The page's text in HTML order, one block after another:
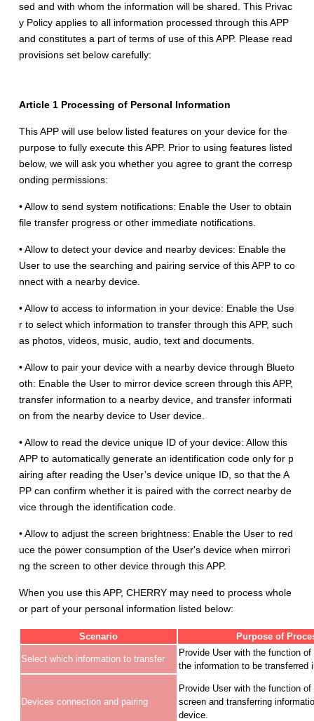
sed and with whom the information will be shared. This Privac
y Policy applies to all information processed through this APP
and constitutes a part of terms of use of this APP. Please read
provisions set below carefully:
Article 1 Processing of Personal Information
This APP will use below listed features on your device for the
purpose to fully execute this APP. Prior to using features listed
below, we will ask you whether you agree to grant the corresp
onding permissions:
• Allow to send system notifications: Enable the User to obtain
file transfer progress or other immediate notifications.
• Allow to detect your device and nearby devices: Enable the
User to use the searching and pairing service of this APP to co
nnect with a nearby device.
• Allow to access to information in your device: Enable the Use
r to select which information to transfer through this APP, such
as photos, videos, music, audio, text and documents.
• Allow to pair your device with a nearby device through Blueto
oth: Enable the User to mirror device screen through this APP,
transfer information to a nearby device, and transfer informati
on from the nearby device to User device.
• Allow to read the device unique ID of your device: Allow this
APP to automatically generate an identification code only for p
airing after reading the User’s device unique ID, so that the A
PP can confirm whether it is paired with the correct nearby de
vice through the identification code.
• Allow to adjust the screen brightness: Enable the User to red
uce the power consumption of the User's device when mirrori
ng the screen to other device through this APP.
When you use this APP, CHERRY may need to process whole
or part of your personal information listed below:
Scenario Purpose of
Select which information to transfer
Provide User with the function
the information to be transferred
Devices connection and pairing
Provide User with the function of
screen and transferring
device.